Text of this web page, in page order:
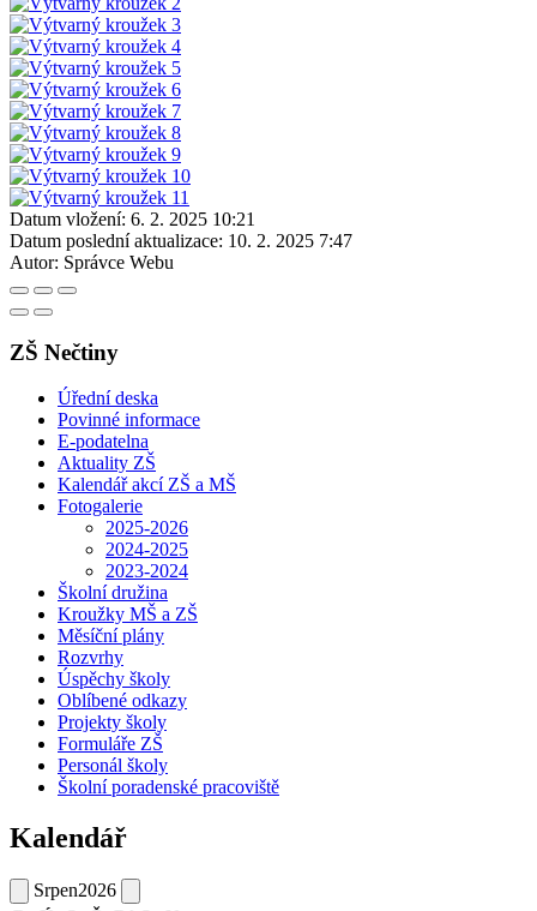
Datum vložení: 6. 2. 2025 10:21
Datum poslední aktualizace: 10. 2. 2025 7:47
Autor: Správce Webu
ZŠ Nečtiny
Úřední deska
Povinné informace
E-podatelna
Aktuality ZŠ
Kalendář akcí ZŠ a MŠ
Fotogalerie
2025-2026
2024-2025
2023-2024
Školní družina
Kroužky MŠ a ZŠ
Měsíční plány
Rozvrhy
Úspěchy školy
Oblíbené odkazy
Projekty školy
Formuláře ZŠ
Personál školy
Školní poradenské pracoviště
Kalendář
Srpen2026